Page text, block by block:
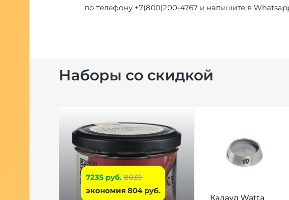
по телефону +7(800)200-4767 и напишите в
Наборы со скидкой
7235 руб. 8039
экономия 804 руб.
Калауд Watta